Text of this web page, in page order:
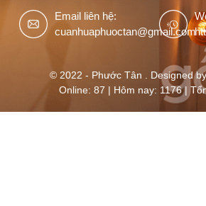
Email liên hệ:
cuanhuaphuoctan@gmail.com
© 2022 - Phước Tân . Designed
Online: 87 | Hôm nay: 1176 |